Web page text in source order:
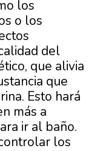
los
o los
del
que alivia
que
Esto hará
más a
ir al baño.
los